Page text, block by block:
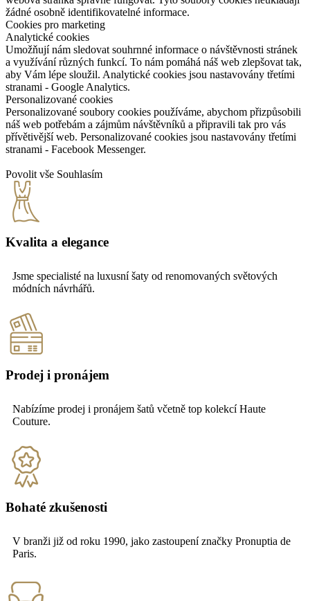
žádné osobně identifikovatelné informace.
Cookies pro marketing
Analytické cookies
Umožňují nám sledovat souhrnné informace o návštěvnosti stránek
a využívání různých funkcí. To nám pomáhá náš web zlepšovat tak,
aby Vám lépe sloužil. Analytické cookies jsou nastavovány třetími
stranami - Google Analytics.
Personalizované cookies
Personalizované soubory cookies používáme, abychom přizpůsobili
náš web potřebám a zájmům návštěvníků a připravili tak pro vás
přívětivější web. Personalizované cookies jsou nastavovány třetími
stranami - Facebook Messenger.
Povolit vše Souhlasím
Kvalita a elegance
Jsme specialisté na luxusní šaty od renomovaných světových
módních návrhářů.
Prodej i pronájem
Nabízíme prodej i pronájem šatů včetně top kolekcí Haute
Couture.
Bohaté zkušenosti
V branži již od roku 1990, jako zastoupení značky Pronuptia de
Paris.